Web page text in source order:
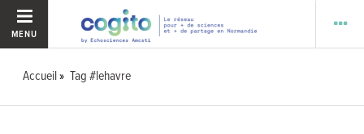
MENU
Accueil Tag #lehavre